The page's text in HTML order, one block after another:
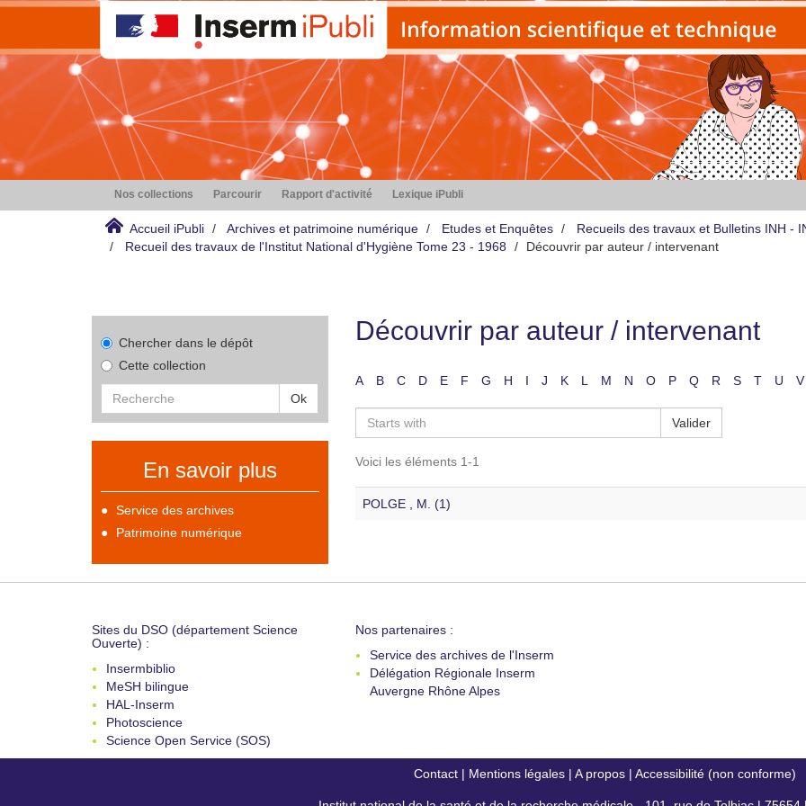
Nos collections Parcourir Rapport d'activité Lexique iPubli
Accueil iPubli Archives et patrimoine numérique Etudes et Enquêtes
Recueils des travaux et Bulletins INH -
Recueil des travaux de l'Institut National d'Hygiène Tome 23 - 1968
Découvrir par auteur / intervenant
Chercher dans le dépôt
Cette collection
Ok
En savoir plus
Service des archives
Patrimoine numérique
Découvrir par auteur / intervenant
A B C D E F G H I J K L M N O P Q R S T U V
Valider
Voici les éléments 1-1
POLGE , M. (1)
Sites du DSO (département Science
Ouverte) :
Insermbiblio
MeSH bilingue
HAL-Inserm
Photoscience
Science Open Service (SOS)
Nos partenaires :
Service des archives de l'Inserm
Délégation Régionale Inserm
Auvergne Rhône Alpes
Contact| Mentions légales| A propos| Accessibilité (non conforme)